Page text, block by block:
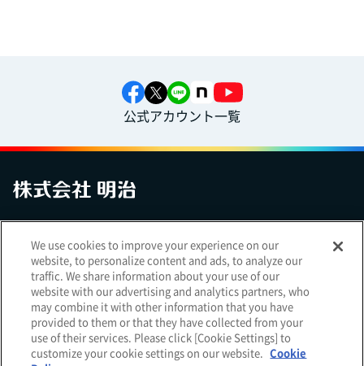
公式アカウント一覧
アクセシビリティへの対応方針ご利用規約明治グループのDX
Cookie Settings
明治ホールディングス株式会社 （ EN ｜簡体 ）
Meiji Seika ファルマ株式会社
We use cookies to improve your experience on our
website, to personalize content and ads, to analyze our
traffic. We share information about your use of our
website with our advertising and analytics partners, who
may combine it with other information that you have
provided to them or that they have collected from your
use of their services. Please click [Cookie Settings] to
customize your cookie settings on our website. Cookie